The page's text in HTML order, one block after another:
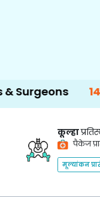
14+
कूल्हा
पैकेज
मूल्यांकन